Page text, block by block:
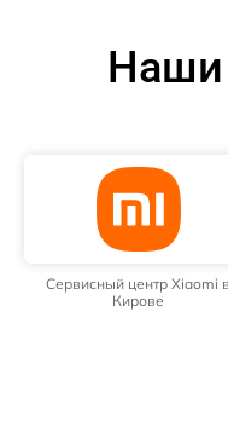
Наши
Сервисный центр Xiaomi в
Кирове